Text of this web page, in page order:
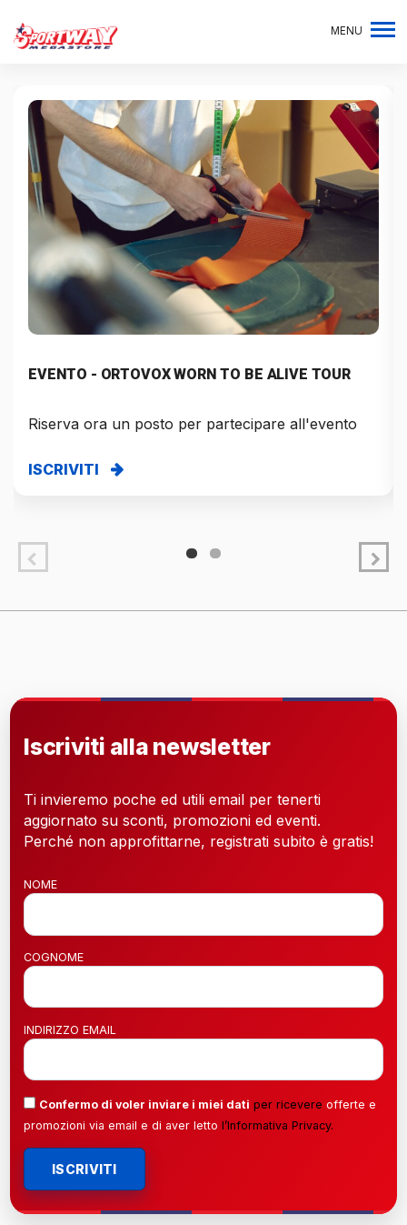
MENU
EVENTO - ORTOVOX WORN TO BE ALIVE TOUR
Riserva ora un posto per partecipare all'evento
ISCRIVITI
Iscriviti alla newsletter
Ti invieremo poche ed utili email per tenerti
aggiornato su sconti, promozioni ed eventi.
Perché non approfittarne, registrati subito è gratis!
NOME
COGNOME
INDIRIZZO EMAIL
Confermo di voler inviare i miei dati per ricevere offerte e
promozioni via email e di aver letto l’Informativa Privacy.
ISCRIVITI